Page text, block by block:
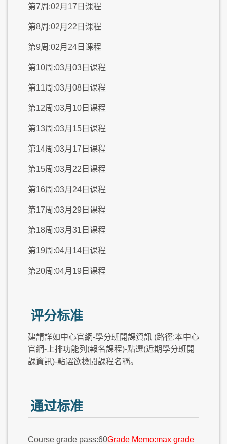
第7周:02月17日课程
第8周:02月22日课程
第9周:02月24日课程
第10周:03月03日课程
第11周:03月08日课程
第12周:03月10日课程
第13周:03月15日课程
第14周:03月17日课程
第15周:03月22日课程
第16周:03月24日课程
第17周:03月29日课程
第18周:03月31日课程
第19周:04月14日课程
第20周:04月19日课程
评分标准
建請詳如中心官網-學分班開課資訊 (路徑:本中心
官網-上排功能列(報名課程)-點選(近期學分班開
課資訊)-點選欲檢閱課程名稱。
通过标准
Course grade pass:60Grade Memo:max grade